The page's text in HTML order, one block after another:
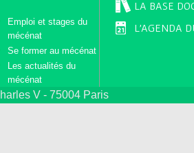
Emploi et stages du
mécénat
Se former au mécénat
Les actualités du
mécénat
LA BASE
L'AGENDA
V - 75004 Paris